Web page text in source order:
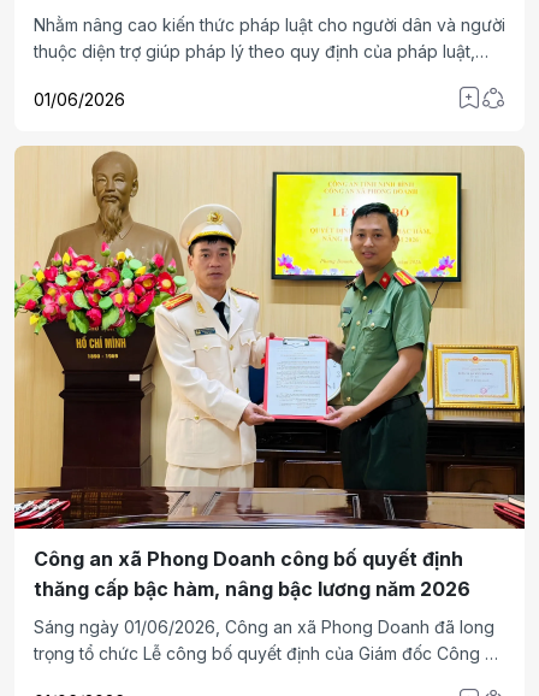
biệt khó khăn
Nhằm nâng cao kiến thức pháp luật cho người dân và người
thuộc diện trợ giúp pháp lý theo quy định của pháp luật,
(TGPLNN), TP.Hồ Chí Minh, phối hợp UBND phường Linh
tại Trung tâm Nuôi dưỡng bảo trợ trẻ em Linh Xuân, được
lồng ghép với với Hội nghị tuyên truyền Luật Bình đẳng giới,
chia sẻ kỹ năng giao tiếp, tư vấn trợ giúp pháp lý cho người
dân trên địa bàn phường Linh Xuân.
01/06/2026
Công an xã Phong Doanh công bố quyết định
thăng cấp bậc hàm, nâng bậc lương năm 2026
Sáng ngày 01/06/2026, Công an xã Phong Doanh đã long
trọng tổ chức Lễ công bố quyết định của Giám đốc Công an